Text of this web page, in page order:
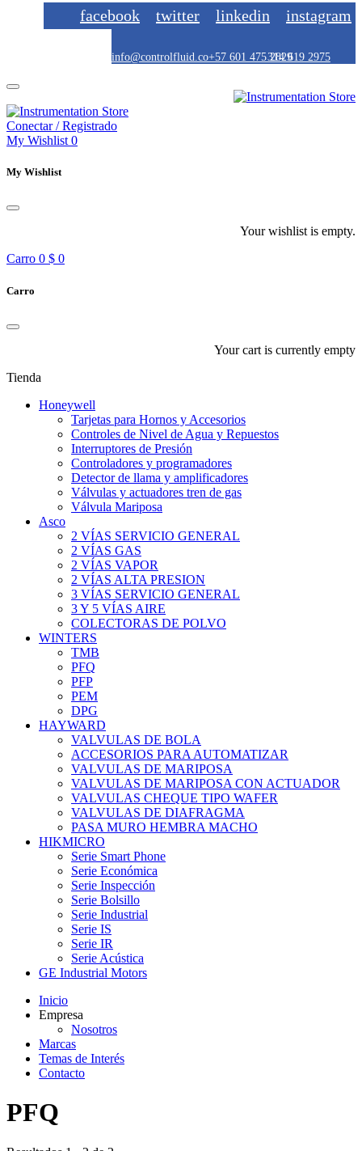
facebook twitter linkedin instagram
info@controlfluid.co+57 601 475 2829314 619 2975
Conectar / Registrado
My Wishlist 0
My Wishlist
Your wishlist is empty.
Carro 0 $ 0
Carro
Your cart is currently empty
Tienda
Honeywell
Tarjetas para Hornos y Accesorios
Controles de Nivel de Agua y Repuestos
Interruptores de Presión
Controladores y programadores
Detector de llama y amplificadores
Válvulas y actuadores tren de gas
Válvula Mariposa
Asco
2 VÍAS SERVICIO GENERAL
2 VÍAS GAS
2 VÍAS VAPOR
2 VÍAS ALTA PRESION
3 VÍAS SERVICIO GENERAL
3 Y 5 VÍAS AIRE
COLECTORAS DE POLVO
WINTERS
TMB
PFQ
PFP
PEM
DPG
HAYWARD
VALVULAS DE BOLA
ACCESORIOS PARA AUTOMATIZAR
VALVULAS DE MARIPOSA
VALVULAS DE MARIPOSA CON ACTUADOR
VALVULAS CHEQUE TIPO WAFER
VALVULAS DE DIAFRAGMA
PASA MURO HEMBRA MACHO
HIKMICRO
Serie Smart Phone
Serie Económica
Serie Inspección
Serie Bolsillo
Serie Industrial
Serie IS
Serie IR
Serie Acústica
GE Industrial Motors
Inicio
Empresa
Nosotros
Marcas
Temas de Interés
Contacto
PFQ